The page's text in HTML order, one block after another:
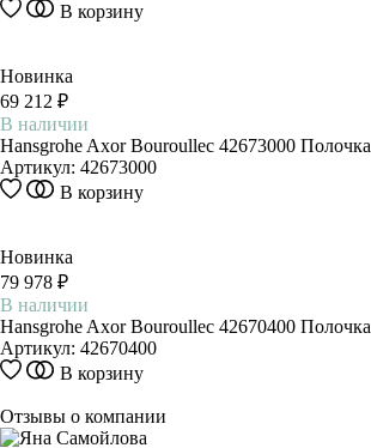
В корзину
Новинка
69 212 ₽
В наличии
Hansgrohe Axor Bouroullec 42673000 Полочка
Артикул: 42673000
В корзину
Новинка
79 978 ₽
В наличии
Hansgrohe Axor Bouroullec 42670400 Полочка
Артикул: 42670400
В корзину
Отзывы о компании